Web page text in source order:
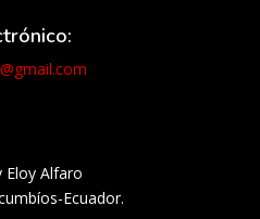
Eloy Alfaro
Ecuador.